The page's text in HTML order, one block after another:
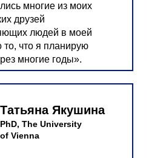
многие из моих
друзей
людей в моей
то, что я планирую
многие годы».
Татьяна Якушина
PhD, The University
of Vienna